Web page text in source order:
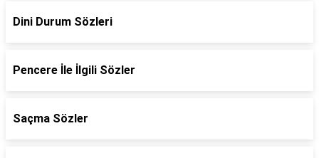
Dini Durum Sözleri
Pencere İle İlgili Sözler
Saçma Sözler